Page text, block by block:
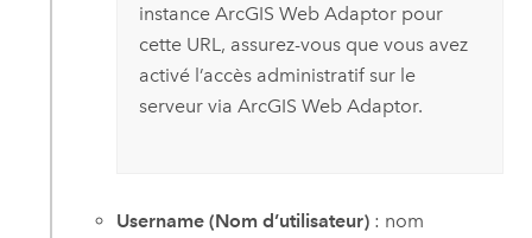
instance ArcGIS Web Adaptor pour
cette URL, assurez-vous que vous avez
activé l’accès administratif sur le
serveur via ArcGIS Web Adaptor.
Username (Nom d’utilisateur) : nom